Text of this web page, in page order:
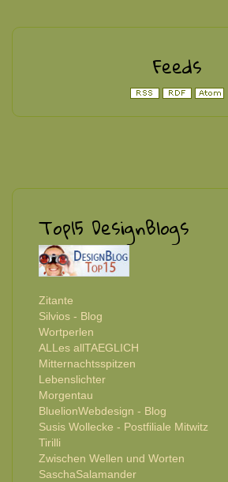
Feeds
Top15 DesignBlogs
Zitante
Silvios - Blog
Wortperlen
ALLes allTAEGLICH
Mitternachtsspitzen
Lebenslichter
Morgentau
BluelionWebdesign - Blog
Susis Wollecke - Postfiliale Mitwitz
Tirilli
Zwischen Wellen und Worten
SaschaSalamander